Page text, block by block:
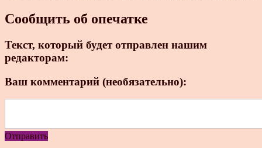
Сообщить об опечатке
Текст, который будет отправлен нашим
редакторам:
Ваш комментарий (необязательно):
Отправить